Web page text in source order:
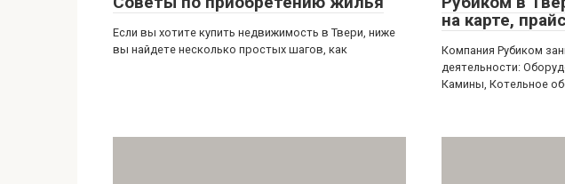
Если вы хотите купить недвижимость в Твери, ниже
вы найдете несколько простых шагов, как
на карте,
Компания Рубиком
деятельности:
Камины, Котельное